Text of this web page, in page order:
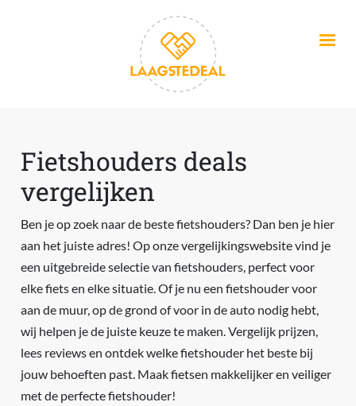
Fietshouders deals
vergelijken
Ben je op zoek naar de beste fietshouders? Dan ben je hier
aan het juiste adres! Op onze vergelijkingswebsite vind je
een uitgebreide selectie van fietshouders, perfect voor
elke fiets en elke situatie. Of je nu een fietshouder voor
aan de muur, op de grond of voor in de auto nodig hebt,
wij helpen je de juiste keuze te maken. Vergelijk prijzen,
lees reviews en ontdek welke fietshouder het beste bij
jouw behoeften past. Maak fietsen makkelijker en veiliger
met de perfecte fietshouder!